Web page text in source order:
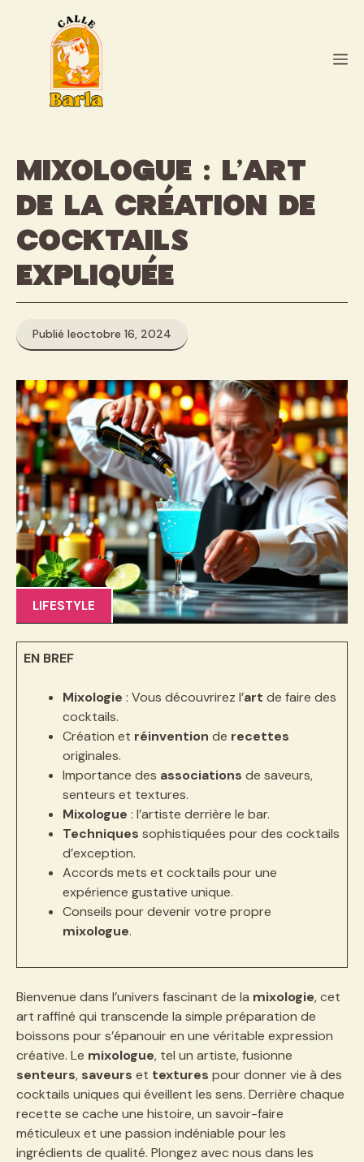
Mixologue : l’art
de la création de
cocktails
expliquée
Publié leoctobre 16, 2024
LIFESTYLE
EN BREF
Mixologie : Vous découvrirez l’art de faire des
cocktails.
Création et réinvention de recettes
originales.
Importance des associations de saveurs,
senteurs et textures.
Mixologue : l’artiste derrière le bar.
Techniques sophistiquées pour des cocktails
d’exception.
Accords mets et cocktails pour une
expérience gustative unique.
Conseils pour devenir votre propre
mixologue.
Bienvenue dans l’univers fascinant de la mixologie, cet
art raffiné qui transcende la simple préparation de
boissons pour s’épanouir en une véritable expression
créative. Le mixologue, tel un artiste, fusionne
senteurs, saveurs et textures pour donner vie à des
cocktails uniques qui éveillent les sens. Derrière chaque
recette se cache une histoire, un savoir-faire
méticuleux et une passion indéniable pour les
ingrédients de qualité. Plongez avec nous dans les